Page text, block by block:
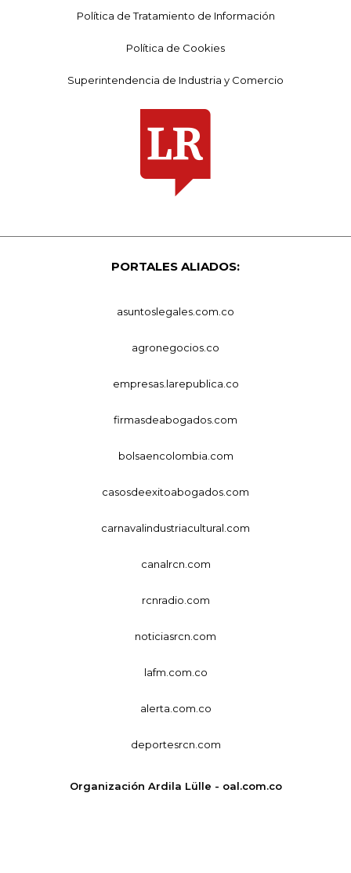
Política de Tratamiento de Información
Política de Cookies
Superintendencia de Industria y Comercio
PORTALES ALIADOS:
asuntoslegales.com.co
agronegocios.co
empresas.larepublica.co
firmasdeabogados.com
bolsaencolombia.com
casosdeexitoabogados.com
carnavalindustriacultural.com
canalrcn.com
rcnradio.com
noticiasrcn.com
lafm.com.co
alerta.com.co
deportesrcn.com
Organización Ardila Lülle - oal.com.co